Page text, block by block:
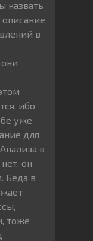
назвать
в
ибо
уже
для
в
он
Беда в
тоже